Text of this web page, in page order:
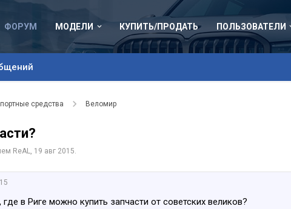
ФОРУМ МОДЕЛИ КУПИТЬ/ПРОДАТЬ ПОЛЬЗОВАТЕЛИ
средства Веломир
ReAL, 19 авг 2015.
в Риге можно купить запчасти от советских великов?